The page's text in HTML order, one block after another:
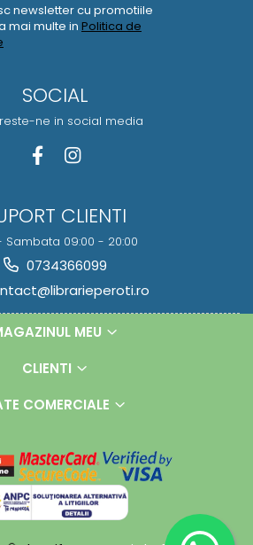
newsletter cu promotiile
mai multe in Politica de
SOCIAL
ne in social media
CLIENTI
Sambata 09:00 - 20:00
0734366099
MEU
CLIENTI
COMERCIALE